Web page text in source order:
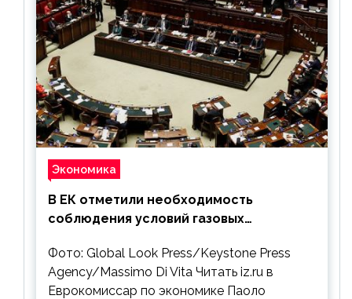
Экономика
В ЕК отметили необходимость
соблюдения условий газовых
Фото: Global Look Press/Keystone Press
Agency/Massimo Di Vita Читать iz.ru в
Еврокомиссар по экономике Паоло